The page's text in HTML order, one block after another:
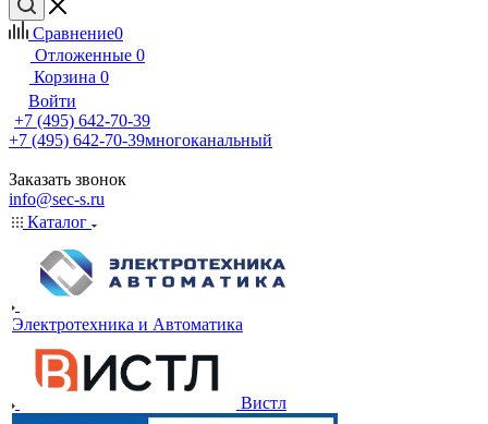
Сравнение0
Отложенные 0
Корзина 0
Войти
+7 (495) 642-70-39
+7 (495) 642-70-39многоканальный
Заказать звонок
info@sec-s.ru
Каталог
Электротехника и Автоматика
Вистл